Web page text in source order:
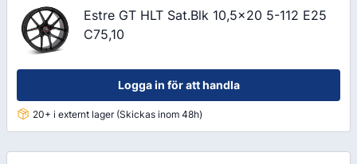
Estre GT HLT Sat.Blk 10,5x20 5-112 E25
C75,10
Logga in för att handla
20+ i externt lager (Skickas inom 48h)